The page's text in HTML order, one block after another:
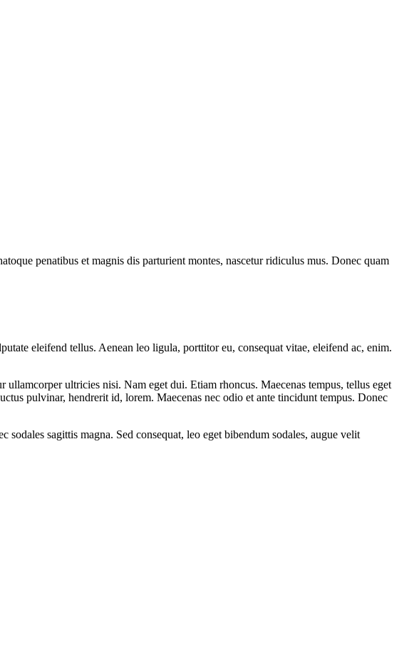
penatibus et magnis dis parturient montes, nascetur ridiculus mus. Donec quam
eleifend tellus. Aenean leo ligula, porttitor eu, consequat vitae, eleifend ac, enim.
ultricies nisi. Nam eget dui. Etiam rhoncus. Maecenas tempus, tellus eget
pulvinar, hendrerit id, lorem. Maecenas nec odio et ante tincidunt tempus. Donec
sagittis magna. Sed consequat, leo eget bibendum sodales, augue velit